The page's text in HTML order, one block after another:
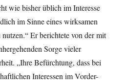
wie bisher üblich im Interesse
im Sinne eines wirksamen
Er berichtete von der mit
Sorge vieler
„Ihre Befürchtung, dass bei
Interessen im Vorder-